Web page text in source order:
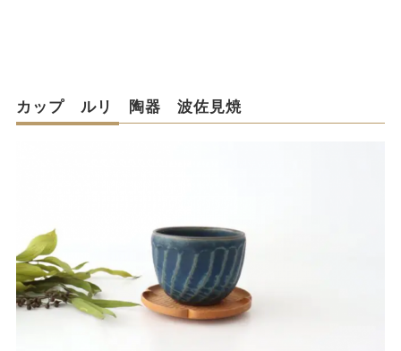
カップ ルリ 陶器 波佐見焼